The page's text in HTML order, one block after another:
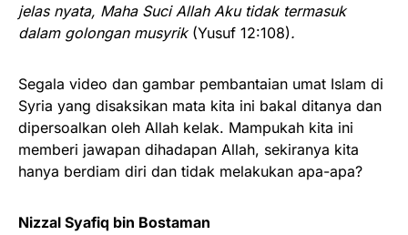
jelas nyata, Maha Suci Allah Aku tidak termasuk
dalam golongan musyrik (Yusuf 12:108).
Segala video dan gambar pembantaian umat Islam di
Syria yang disaksikan mata kita ini bakal ditanya dan
dipersoalkan oleh Allah kelak. Mampukah kita ini
memberi jawapan dihadapan Allah, sekiranya kita
hanya berdiam diri dan tidak melakukan apa-apa?
Nizzal Syafiq bin Bostaman